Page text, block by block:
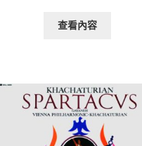
查看內容